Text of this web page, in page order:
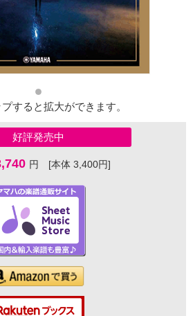
すると拡大ができます。
好評発売中
円 [本体 3,400円]